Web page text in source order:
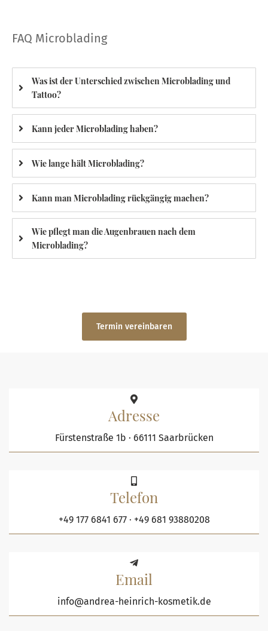
FAQ Microblading
Was ist der Unterschied zwischen Microblading und
Tattoo?
Kann jeder Microblading haben?
Wie lange hält Microblading?
Kann man Microblading rückgängig machen?
Wie pflegt man die Augenbrauen nach dem
Microblading?
Termin vereinbaren
Adresse
Fürstenstraße 1b ⋅ 66111 Saarbrücken
Telefon
+49 177 6841 677· +49 681 93880208
Email
info@andrea-heinrich-kosmetik.de